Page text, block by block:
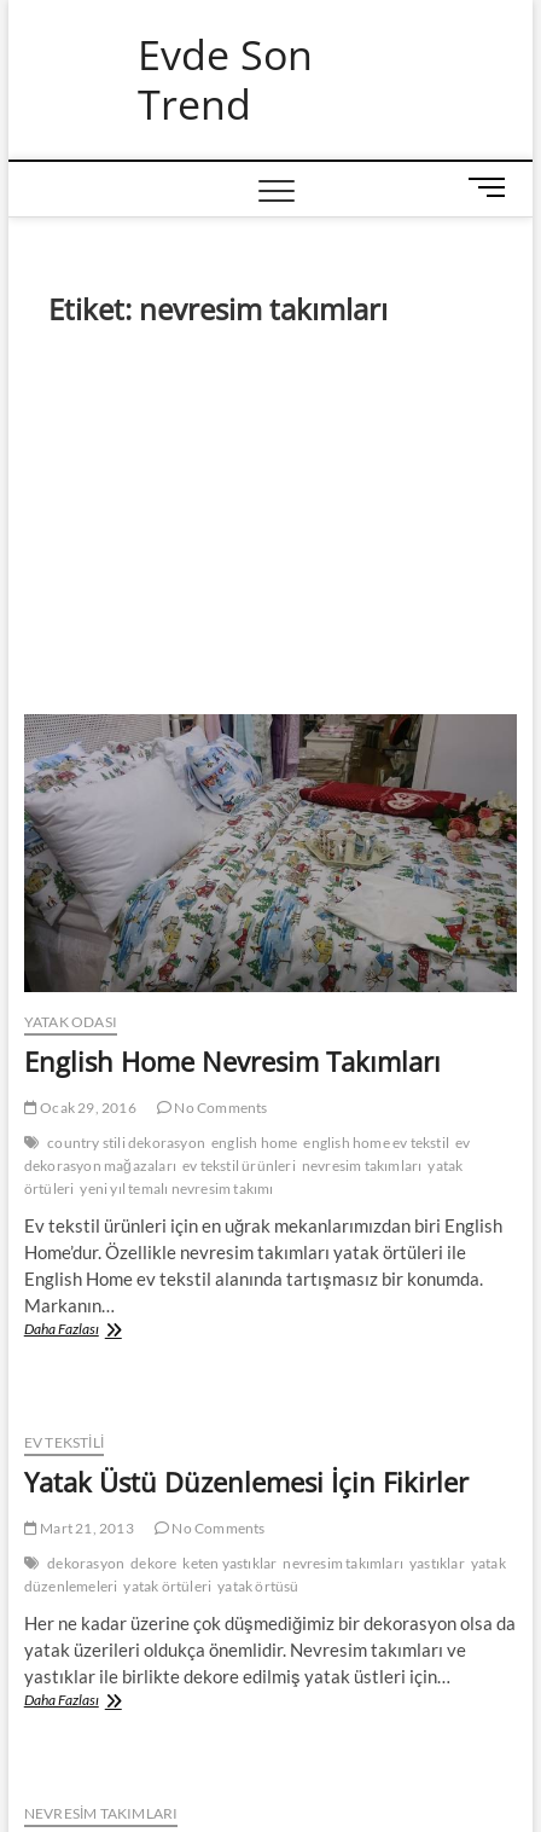
Evde Son
Trend
M
e
Etiket: nevresim takımları
YATAK ODASI
English Home Nevresim Takımları
Ocak 29, 2016
No Comments
country stili dekorasyon english home english home ev tekstil ev
dekorasyon mağazaları ev tekstil ürünleri nevresim takımları yatak
örtüleri yeni yıl temalı nevresim takımı
Ev tekstil ürünleri için en uğrak mekanlarımızdan biri English
Home’dur. Özellikle nevresim takımları yatak örtüleri ile
English Home ev tekstil alanında tartışmasız bir konumda.
Markanın…
Daha FazlasıEnglish
EV TEKSTİLİ
Yatak Üstü Düzenlemesi İçin Fikirler
Mart 21, 2013
No Comments
dekorasyon dekore keten yastıklar nevresim takımları yastıklar yatak
düzenlemeleri yatak örtüleri yatak örtüsü
Her ne kadar üzerine çok düşmediğimiz bir dekorasyon olsa da
yatak üzerileri oldukça önemlidir. Nevresim takımları ve
yastıklar ile birlikte dekore edilmiş yatak üstleri için…
Daha FazlasıYatak
NEVRESIM TAKIMLARI